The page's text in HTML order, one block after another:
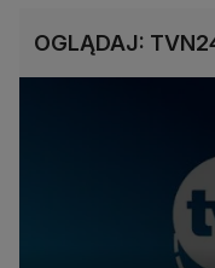
OGLĄDAJ: